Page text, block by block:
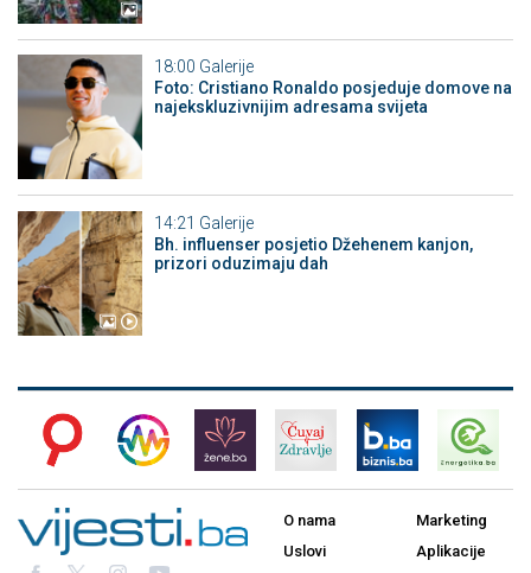
18:00 Galerije
Foto: Cristiano Ronaldo posjeduje domove na
najekskluzivnijim adresama svijeta
14:21 Galerije
Bh. influenser posjetio Džehenem kanjon,
prizori oduzimaju dah
O nama
Uslovi
Marketing
Aplikacije